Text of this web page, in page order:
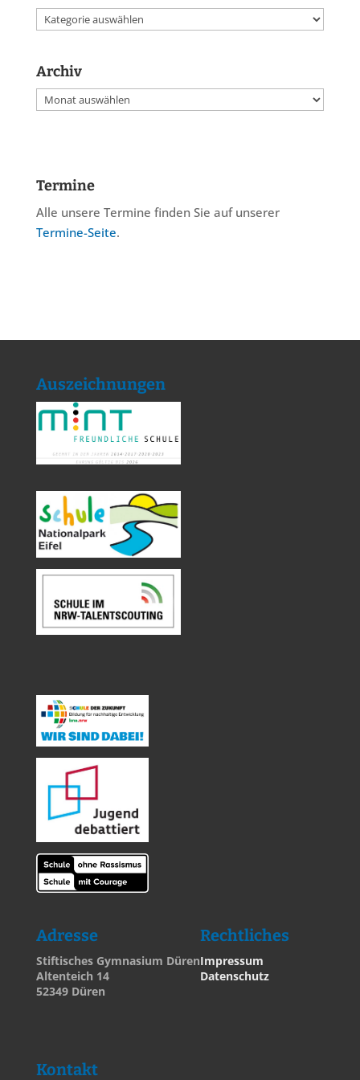
Kategorien
Archiv
Archiv
Termine
Alle unsere Termine finden Sie auf unserer
Termine-Seite.
Auszeichnungen
Adresse
Stiftisches Gymnasium Düren
Altenteich 14
52349 Düren
Rechtliches
Impressum
Datenschutz
Kontakt